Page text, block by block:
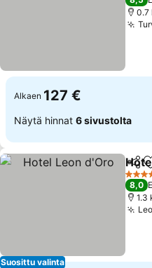
0.7
Alkaen 127 €
Näytä hinnat 6 sivustolta
Suosittu valinta
Jaa
4
8,0
1.3